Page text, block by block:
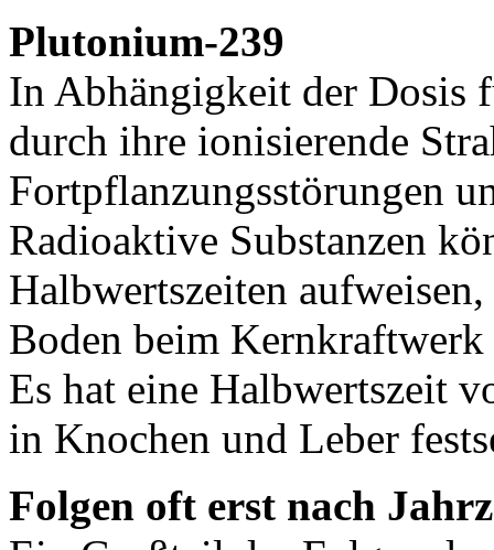
Plutonium-239
In Abhängigkeit der Dosis
durch ihre ionisierende
Fortpflanzungsstörungen
Radioaktive Substanzen
Halbwertszeiten
Boden beim
Es hat eine Halbwertszeit
in Knochen und Leber
Folgen oft erst nach